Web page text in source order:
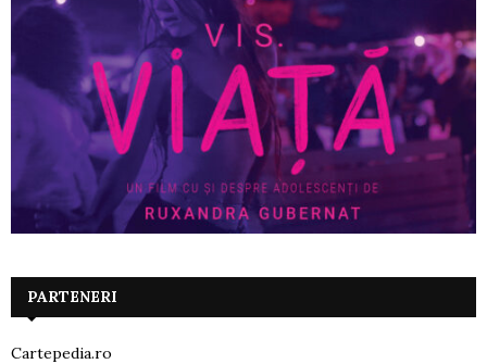
PARTENERI
Cartepedia.ro